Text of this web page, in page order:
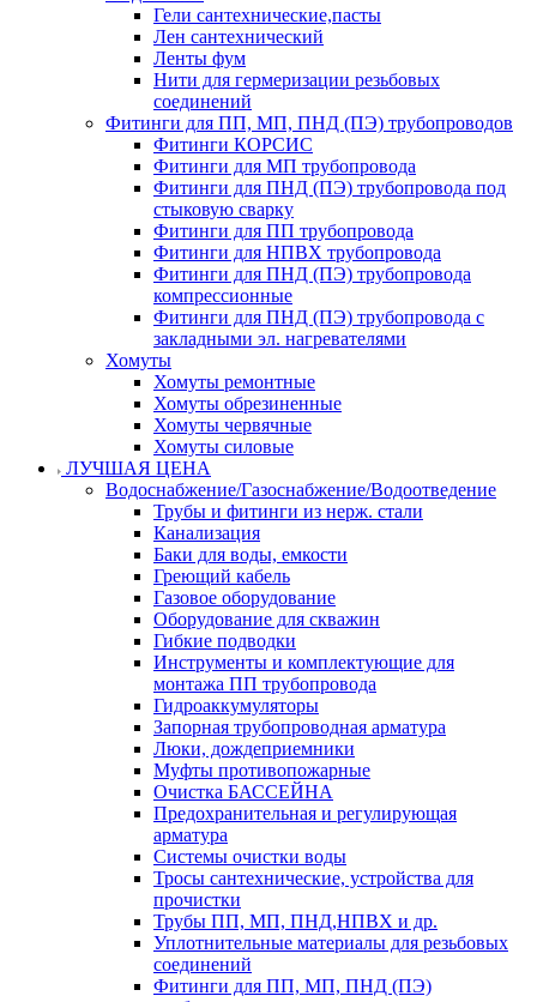
Гели сантехнические,пасты
Лен сантехнический
Ленты фум
Нити для гермеризации резьбовых
соединений
Фитинги для ПП, МП, ПНД (ПЭ) трубопроводов
Фитинги КОРСИС
Фитинги для МП трубопровода
Фитинги для ПНД (ПЭ) трубопровода под
стыковую сварку
Фитинги для ПП трубопровода
Фитинги для НПВХ трубопровода
Фитинги для ПНД (ПЭ) трубопровода
компрессионные
Фитинги для ПНД (ПЭ) трубопровода с
закладными эл. нагревателями
Хомуты
Хомуты ремонтные
Хомуты обрезиненные
Хомуты червячные
Хомуты силовые
ЛУЧШАЯ ЦЕНА
Водоснабжение/Газоснабжение/Водоотведение
Трубы и фитинги из нерж. стали
Канализация
Баки для воды, емкости
Греющий кабель
Газовое оборудование
Оборудование для скважин
Гибкие подводки
Инструменты и комплектующие для
монтажа ПП трубопровода
Гидроаккумуляторы
Запорная трубопроводная арматура
Люки, дождеприемники
Муфты противопожарные
Очистка БАССЕЙНА
Предохранительная и регулирующая
арматура
Системы очистки воды
Тросы сантехнические, устройства для
прочистки
Трубы ПП, МП, ПНД,НПВХ и др.
Уплотнительные материалы для резьбовых
соединений
Фитинги для ПП, МП, ПНД (ПЭ)